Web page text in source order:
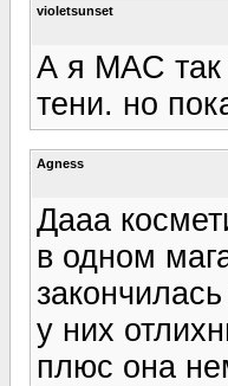
violetsunset
А я MAC
тени. но
Agness
Дааа
в одном
у них
плюс она